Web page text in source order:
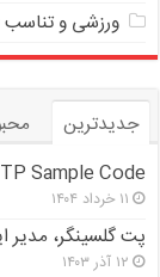
ورزشی و تناسب
جدیدترین
Sample Code
۱۱ خرداد ۱۴۰۴
پت گلسینگر، مدیر
۱۲ آذر ۱۴۰۳